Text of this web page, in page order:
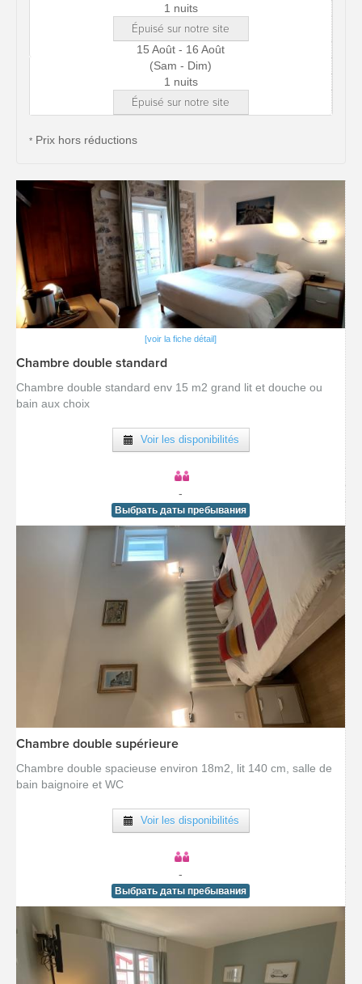
1 nuits
Épuisé sur notre site
15 Août - 16 Août
(Sam - Dim)
1 nuits
Épuisé sur notre site
* Prix hors réductions
[voir la fiche détail]
Chambre double standard
Chambre double standard env 15 m2 grand lit et douche ou
bain aux choix
Voir les disponibilités
-
Выбрать даты пребывания
Chambre double supérieure
Chambre double spacieuse environ 18m2, lit 140 cm, salle de
bain baignoire et WC
Voir les disponibilités
-
Выбрать даты пребывания